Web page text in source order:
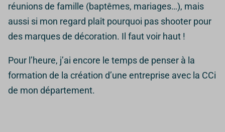
réunions de famille (baptêmes, mariages…), mais
aussi si mon regard plaît pourquoi pas shooter pour
des marques de décoration. Il faut voir haut !
Pour l’heure, j’ai encore le temps de penser à la
formation de la création d’une entreprise avec la CCi
de mon département.